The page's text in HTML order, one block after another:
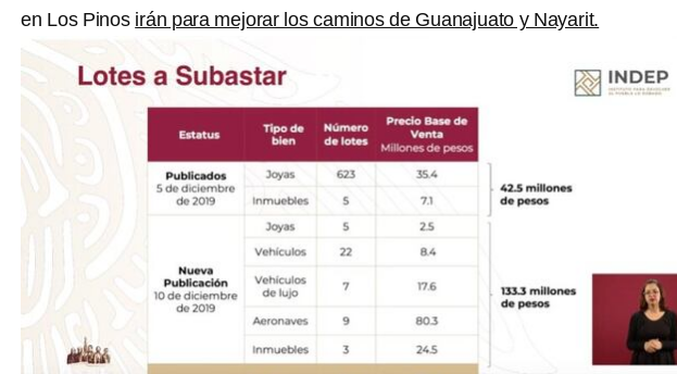
en Los Pinos irán para mejorar los caminos de Guanajuato y Nayarit.